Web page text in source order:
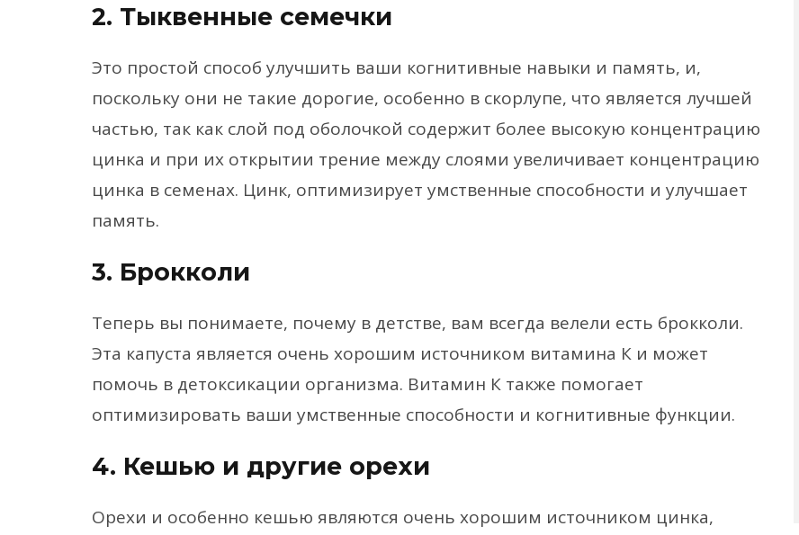
2. Тыквенные семечки
Это простой способ улучшить ваши когнитивные навыки и память, и,
поскольку они не такие дорогие, особенно в скорлупе, что является лучшей
частью, так как слой под оболочкой содержит более высокую концентрацию
цинка и при их открытии трение между слоями увеличивает концентрацию
цинка в семенах. Цинк, оптимизирует умственные способности и улучшает
память.
3. Брокколи
Теперь вы понимаете, почему в детстве, вам всегда велели есть брокколи.
Эта капуста является очень хорошим источником витамина К и может
помочь в детоксикации организма. Витамин К также помогает
оптимизировать ваши умственные способности и когнитивные функции.
4. Кешью и другие орехи
Орехи и особенно кешью являются очень хорошим источником цинка,